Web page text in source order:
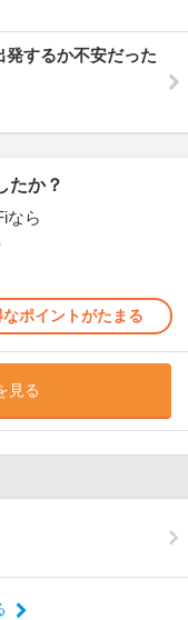
するか不安だった
たか？
なら
なポイントがたまる
見る